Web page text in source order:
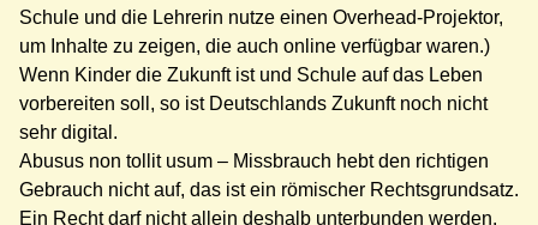
Schule und die Lehrerin nutze einen Overhead-Projektor,
um Inhalte zu zeigen, die auch online verfügbar waren.)
Wenn Kinder die Zukunft ist und Schule auf das Leben
vorbereiten soll, so ist Deutschlands Zukunft noch nicht
sehr digital.
Abusus non tollit usum – Missbrauch hebt den richtigen
Gebrauch nicht auf, das ist ein römischer Rechtsgrundsatz.
Ein Recht darf nicht allein deshalb unterbunden werden,